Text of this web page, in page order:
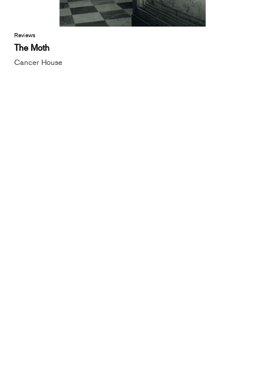
Reviews
The Moth
Cancer House